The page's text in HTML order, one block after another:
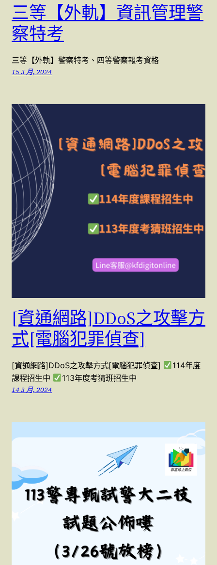
三等【外軌】資訊管理警
察特考
三等【外軌】警察特考、四等警察報考資格
15 3 月, 2024
[資通網路]DDoS之攻擊方
式[電腦犯罪偵查]
[資通網路]DDoS之攻擊方式[電腦犯罪偵查]
114年度
課程招生中
113年度考猜班招生中
14 3 月, 2024